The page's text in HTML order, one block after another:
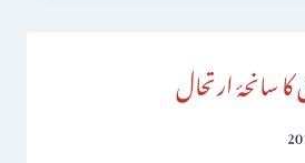
سانحۂ ارتحال